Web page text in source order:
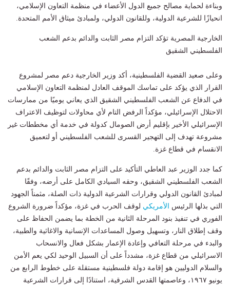
وبناءة لحماية مصالح جميع الدول الأعضاء في منظمة التعاون الإسلامي،
انحيازًا للشرعية الدولية، وللقانون الدولي، ولمبادئ ميثاق الأمم المتحدة.
الخارجية المصرية تؤكد التزام مصر الثابت والدائم بدعم الشعب
الفلسطيني الشقيق
وعلى صعيد القضية الفلسطينية، أكد وزير الخارجية دعم مصر لمشروع
القرار الذي يؤكد على تماسك الموقف العادل لمنظمة التعاون الإسلامي
في الدفاع عن الشعب الفلسطيني الشقيق الذي يعاني يوميًا من ممارسات
الاحتلال الإسرائيلي، مؤكداً الرفض التام لأي محاولات لتوظيف الاعتراف
الإسرائيلي الأخير بإقليم أرض الصومال كدولة في خدمة أي مخططات غير
مشروعة تهدف إلى التهجير القسرى للشعب الفلسطيني أو لتعميق
الانقسام في قطاع غزة.
كما جدد الوزير عبد العاطي التأكيد على التزام مصر الثابت والدائم بدعم
الشعب الفلسطيني الشقيق، وحقه السيادي الكامل على أرضه، وفقًا
لمبادئ القانون الدولي وقرارات الشرعية الدولية ذات الصلة، مثمناً الجهود
التي بذلها الرئيس
الأمريكي لوقف الحرب في غزة، مؤكداً ضرورة الشروع
الفوري في تنفيذ بنود المرحلة الثانية من الخطة بما يضمن الحفاظ على
وقف إطلاق النار، وتسهيل وصول المساعدات الإنسانية والاغاثية والطبية،
والبدء في مرحلة التعافي وإعادة الإعمار بشكل فعال والانسحاب
الاسرائيلي من قطاع غزة، مشدداً على أن السبيل الوحيد لكي يعم الأمن
والسلام الدوليين هو إقامة دولة فلسطينية مستقلة على خطوط الرابع من
يونيو ١٩٦٧، وعاصمتها القدس الشرقية، استنادًا إلى قرارات الشرعية